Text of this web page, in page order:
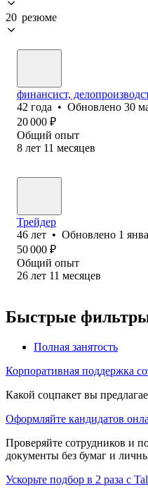
20 резюме
финансист,
42 года • Обновлено 30
20 000 ₽
Общий опыт
8 лет 11 месяцев
Трейдер
46 лет • Обновлено 1
50 000 ₽
Общий опыт
26 лет 11 месяцев
Быстрые
Полная занятость
Корпоративная поддержка
Какой соцпакет вы
Оформляйте кандидатов
Проверяйте сотрудников и
документы без бумаг и
Ускорьте подбор в 2 раза с